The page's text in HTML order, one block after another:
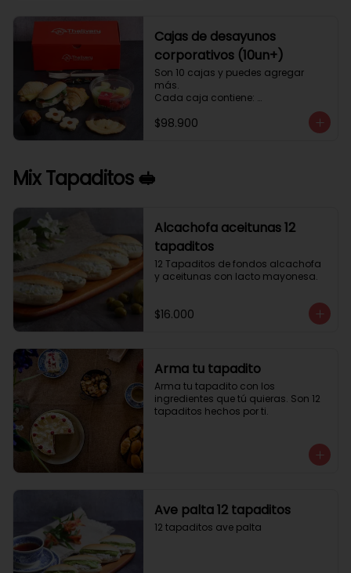
Cajas de desayunos
corporativos (10un+)
Son 10 cajas y puedes agregar
más.
Cada caja contiene:
2 mini croissant jamón queso.
1 mini muffin.
Estos desayunos no los vendemos
por unidad, desde 10 cajas.
$98.900
Mix Tapaditos 🥪
Alcachofa aceitunas 12
tapaditos
12 Tapaditos de fondos alcachofa
y aceitunas con lacto mayonesa.
$16.000
Arma tu tapadito
Arma tu tapadito con los
ingredientes que tú quieras. Son 12
tapaditos hechos por ti.
Ave palta 12 tapaditos
12 tapaditos ave palta